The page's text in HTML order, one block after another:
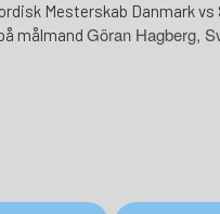
Mesterskab Danmark
målmand Göran Hagberg,